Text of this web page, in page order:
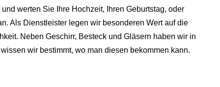
werten Sie Ihre Hochzeit, Ihren Geburtstag, oder
Als Dienstleister legen wir besonderen Wert auf die
Neben Geschirr, Besteck und Gläsern haben wir in
wir bestimmt, wo man diesen bekommen kann.